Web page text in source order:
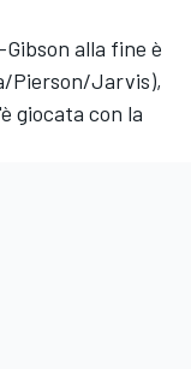
alla fine è
Pierson/Jarvis),
giocata con la